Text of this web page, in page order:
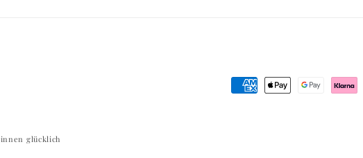
Zahlungsmethoden
glücklich